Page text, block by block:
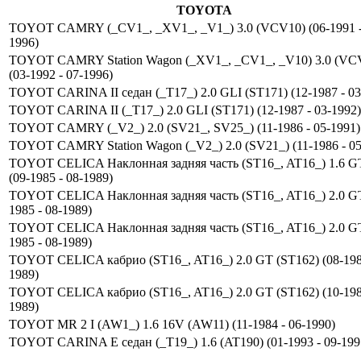
TOYOTA
TOYOT CAMRY (_CV1_, _XV1_, _V1_) 3.0 (VCV10) (06-1991
1996)
TOYOT CAMRY Station Wagon (_XV1_, _CV1_, _V10) 3.0
(03-1992 - 07-1996)
TOYOT CARINA II седан (_T17_) 2.0 GLI (ST171) (12-1987 -
TOYOT CARINA II (_T17_) 2.0 GLI (ST171) (12-1987 - 03-1992)
TOYOT CAMRY (_V2_) 2.0 (SV21_, SV25_) (11-1986 - 05-1991)
TOYOT CAMRY Station Wagon (_V2_) 2.0 (SV21_) (11-1986 -
TOYOT CELICA Наклонная задняя часть (ST16_, AT16_) 1.6
(09-1985 - 08-1989)
TOYOT CELICA Наклонная задняя часть (ST16_, AT16_) 2.0
1985 - 08-1989)
TOYOT CELICA Наклонная задняя часть (ST16_, AT16_) 2.0
1985 - 08-1989)
TOYOT CELICA кабрио (ST16_, AT16_) 2.0 GT (ST162) (08-
1989)
TOYOT CELICA кабрио (ST16_, AT16_) 2.0 GT (ST162) (10-
1989)
TOYOT MR 2 I (AW1_) 1.6 16V (AW11) (11-1984 - 06-1990)
TOYOT CARINA E седан (_T19_) 1.6 (AT190) (01-1993 - 09-